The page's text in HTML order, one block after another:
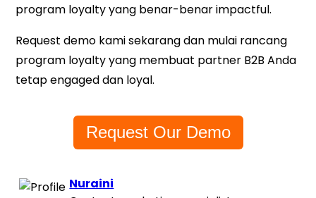
program loyalty yang benar-benar impactful.
Request demo kami sekarang dan mulai rancang
program loyalty yang membuat partner B2B Anda
tetap engaged dan loyal.
Request Our Demo
Nuraini